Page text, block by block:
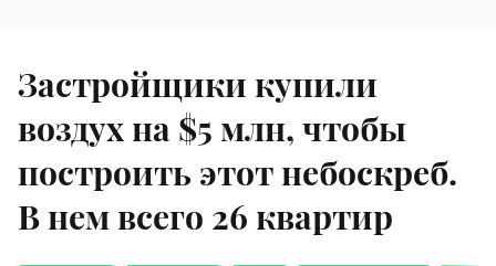
Застройщики купили
воздух на $5 млн, чтобы
построить этот небоскреб.
В нем всего 26 квартир